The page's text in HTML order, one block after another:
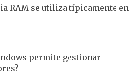
RAM se utiliza típicamente en
permite gestionar